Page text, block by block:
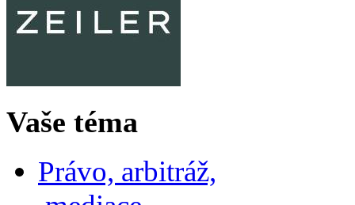
Vaše téma
Právo, arbitráž,